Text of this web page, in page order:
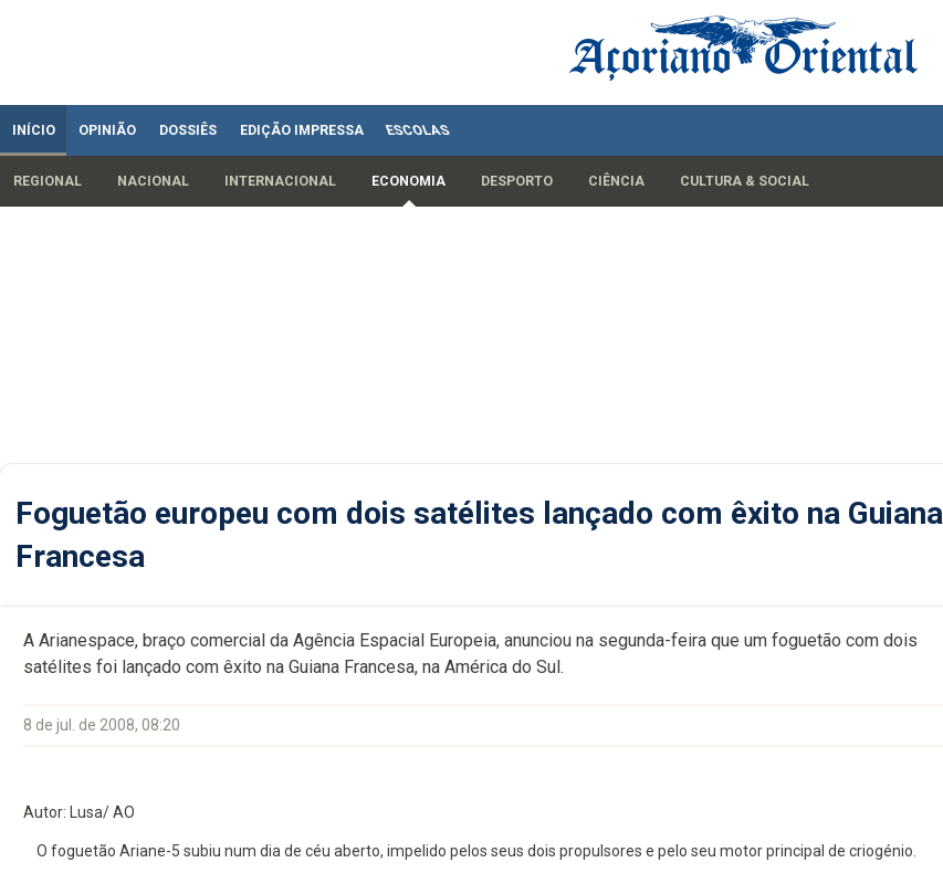
INÍCIO OPINIÃO DOSSIÊS EDIÇÃO IMPRESSA ESCOLAS
REGIONAL NACIONAL INTERNACIONAL ECONOMIA DESPORTO CIÊNCIA CULTURA & SOCIAL
Foguetão europeu com dois satélites lançado com êxito na Guiana
Francesa
A Arianespace, braço comercial da Agência Espacial Europeia, anunciou na segunda-feira que um foguetão com dois
satélites foi lançado com êxito na Guiana Francesa, na América do Sul.
8 de jul. de 2008, 08:20
Autor: Lusa/ AO
O foguetão Ariane-5 subiu num dia de céu aberto, impelido pelos seus dois propulsores e pelo seu motor principal de criogénio.